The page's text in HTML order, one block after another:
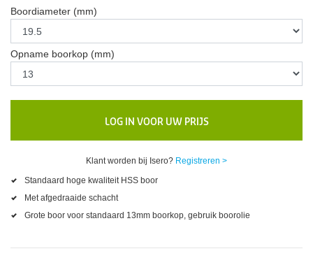
Boordiameter (mm)
Opname boorkop (mm)
LOG IN VOOR UW PRIJS
Klant worden bij Isero? Registreren >
Standaard hoge kwaliteit HSS boor
Met afgedraaide schacht
Grote boor voor standaard 13mm boorkop, gebruik boorolie